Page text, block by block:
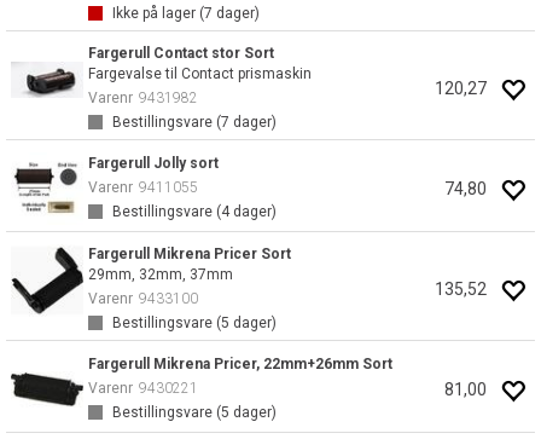
Ikke på lager (7 dager)
Fargerull Contact stor Sort
Fargevalse til Contact prismaskin
Varenr 9431982
Bestillingsvare (7 dager)
120,27
Fargerull Jolly sort
Varenr 9411055
Bestillingsvare (4dager)
74,80
Fargerull Mikrena Pricer Sort
29mm, 32mm, 37mm
Varenr 9433100
Bestillingsvare (5 dager)
135,52
Fargerull Mikrena Pricer, 22mm+26mm Sort
Varenr 9430221
Bestillingsvare (5 dager)
81,00